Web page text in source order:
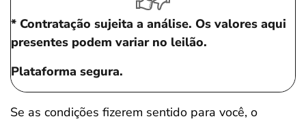
* Contratação sujeita a análise. Os valores aqui
presentes podem variar no leilão.
Plataforma segura.
Se as condições fizerem sentido para você, o